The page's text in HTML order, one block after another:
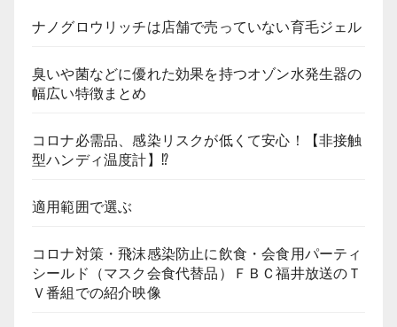
ナノグロウリッチは店舗で売っていない育毛ジェル
臭いや菌などに優れた効果を持つオゾン水発生器の
幅広い特徴まとめ
コロナ必需品、感染リスクが低くて安心！【非接触
型ハンディ温度計】⁉
適用範囲で選ぶ
コロナ対策・飛沫感染防止に飲食・会食用パーティ
シールド（マスク会食代替品）ＦＢＣ福井放送のＴ
Ｖ番組での紹介映像